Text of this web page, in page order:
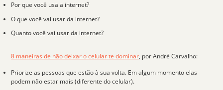
Por que você usa a internet?
O que você vai usar da internet?
Quanto você vai usar da internet?
8 maneiras de não deixar o celular te dominar, por André Carvalho:
Priorize as pessoas que estão à sua volta. Em algum momento elas
podem não estar mais (diferente do celular).